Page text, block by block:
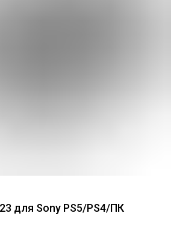
для Sony PS5/PS4/ПК